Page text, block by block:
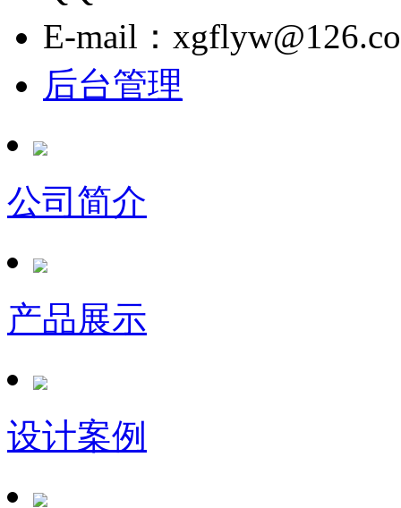
E-mail：
后台管理
公司简介
产品展示
设计案例